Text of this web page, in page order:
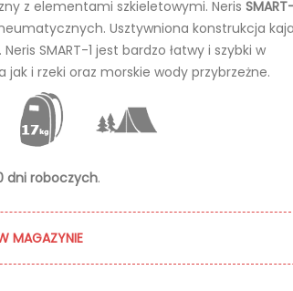
z elementami szkieletowymi. Neris
Usztywniona konstrukcja
SMART-1 jest bardzo łatwy i szybki w
i rzeki oraz morskie wody przybrzeżne.
dni roboczych.
MAGAZYNIE